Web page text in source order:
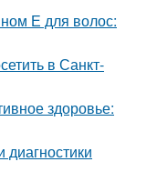
Е для волос:
в Санкт-
здоровье: